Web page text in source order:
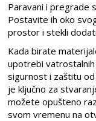
Paravani i pregrade
Postavite ih oko
prostor i stekli
Kada birate
upotrebi
sigurnost i zaštitu
je ključno za
možete opušteno
svom vremenu na